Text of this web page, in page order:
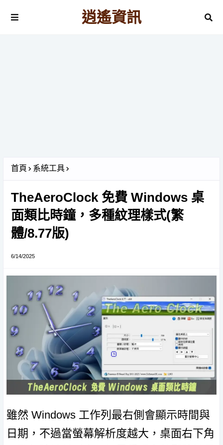
逍遙資訊
首頁 系統工具
TheAeroClock 免費 Windows 桌
面類比時鐘，多種紋理樣式(繁
體/8.77版)
6/14/2025
雖然 Windows 工作列最右側會顯示時間與
日期，不過當螢幕解析度越大，桌面右下角